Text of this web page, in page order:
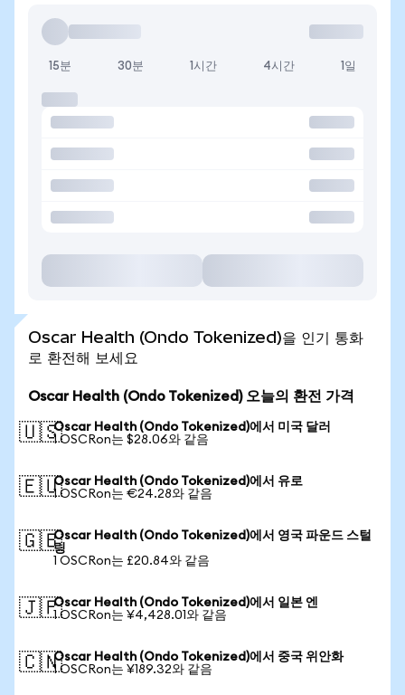
15분 30분 1시간 4시간 1일
Oscar Health (Ondo Tokenized)을 인기 통화
로 환전해 보세요
Oscar Health (Ondo Tokenized) 오늘의 환전 가격
🇺🇸Oscar Health (Ondo Tokenized)에서 미국 달러
1 OSCRon는 $28.06와 같음
🇪🇺Oscar Health (Ondo Tokenized)에서 유로
1 OSCRon는 €24.28와 같음
🇬🇧Oscar Health (Ondo Tokenized)에서 영국 파운드 스털
링
1 OSCRon는 £20.84와 같음
🇯🇵Oscar Health (Ondo Tokenized)에서 일본 엔
1 OSCRon는 ¥4,428.01와 같음
🇨🇳Oscar Health (Ondo Tokenized)에서 중국 위안화
1 OSCRon는 ¥189.32와 같음